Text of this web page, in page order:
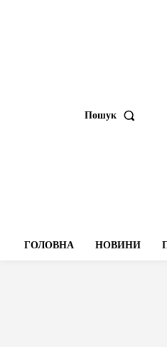
Пошук
ГОЛОВНА НОВИНИ